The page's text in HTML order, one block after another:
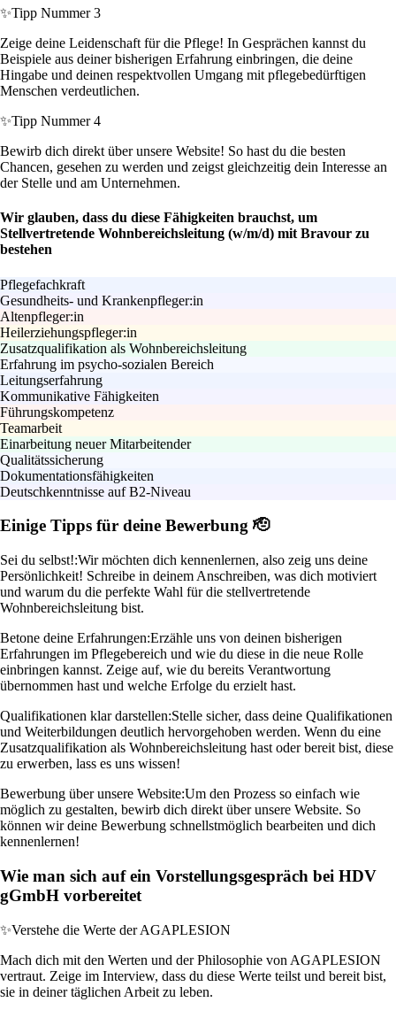
✨Tipp Nummer 3
Zeige deine Leidenschaft für die Pflege! In Gesprächen kannst du
Beispiele aus deiner bisherigen Erfahrung einbringen, die deine
Hingabe und deinen respektvollen Umgang mit pflegebedürftigen
Menschen verdeutlichen.
✨Tipp Nummer 4
Bewirb dich direkt über unsere Website! So hast du die besten
Chancen, gesehen zu werden und zeigst gleichzeitig dein Interesse an
der Stelle und am Unternehmen.
Wir glauben, dass du diese Fähigkeiten brauchst, um
Stellvertretende Wohnbereichsleitung (w/m/d) mit Bravour zu
bestehen
Pflegefachkraft
Gesundheits- und Krankenpfleger:in
Altenpfleger:in
Heilerziehungspfleger:in
Zusatzqualifikation als Wohnbereichsleitung
Erfahrung im psycho-sozialen Bereich
Leitungserfahrung
Kommunikative Fähigkeiten
Führungskompetenz
Teamarbeit
Einarbeitung neuer Mitarbeitender
Qualitätssicherung
Dokumentationsfähigkeiten
Deutschkenntnisse auf B2-Niveau
Einige Tipps für deine Bewerbung 🫡
Sei du selbst!:Wir möchten dich kennenlernen, also zeig uns deine
Persönlichkeit! Schreibe in deinem Anschreiben, was dich motiviert
und warum du die perfekte Wahl für die stellvertretende
Wohnbereichsleitung bist.
Betone deine Erfahrungen:Erzähle uns von deinen bisherigen
Erfahrungen im Pflegebereich und wie du diese in die neue Rolle
einbringen kannst. Zeige auf, wie du bereits Verantwortung
übernommen hast und welche Erfolge du erzielt hast.
Qualifikationen klar darstellen:Stelle sicher, dass deine Qualifikationen
und Weiterbildungen deutlich hervorgehoben werden. Wenn du eine
Zusatzqualifikation als Wohnbereichsleitung hast oder bereit bist, diese
zu erwerben, lass es uns wissen!
Bewerbung über unsere Website:Um den Prozess so einfach wie
möglich zu gestalten, bewirb dich direkt über unsere Website. So
können wir deine Bewerbung schnellstmöglich bearbeiten und dich
kennenlernen!
Wie man sich auf ein Vorstellungsgespräch bei HDV
gGmbH vorbereitet
✨Verstehe die Werte der AGAPLESION
Mach dich mit den Werten und der Philosophie von AGAPLESION
vertraut. Zeige im Interview, dass du diese Werte teilst und bereit bist,
sie in deiner täglichen Arbeit zu leben.